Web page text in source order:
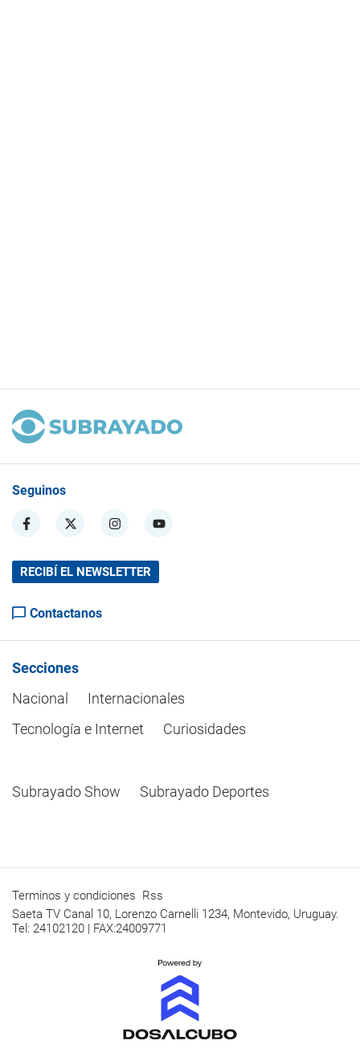
Seguinos
RECIBÍ EL NEWSLETTER
Contactanos
Secciones
Nacional
Internacionales
Tecnología e Internet
Curiosidades
Subrayado Show Subrayado Deportes
Terminos y condiciones Rss
Saeta TV Canal 10, Lorenzo Carnelli 1234, Montevido, Uruguay.
Tel: 24102120 | FAX:24009771